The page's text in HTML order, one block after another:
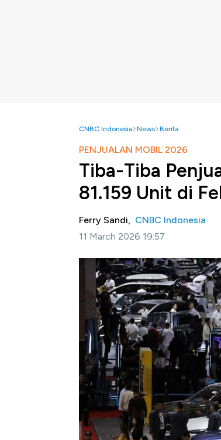
CNBC Indonesia News Berita
PENJUALAN MOBIL 2026
Tiba-Tiba
81.159 Unit di
Ferry Sandi, CNBC Indonesia
11 March 2026 19:57